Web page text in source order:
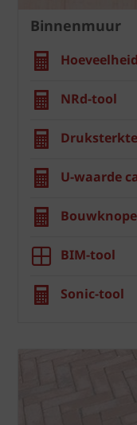
Binnenmuur
NRd-tool
U-waarde
BIM-tool
Sonic-tool